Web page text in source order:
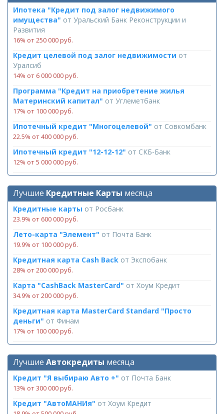
Ипотека "Кредит под залог недвижимого
имущества" от Уральский Банк Реконструкции и
Развития
16% от 250 000 руб.
Кредит целевой под залог недвижимости от
Уралсиб
14% от 6 000 000 руб.
Программа "Кредит на приобретение жилья
Материнский капитал" от Углеметбанк
17% от 100 000 руб.
Ипотечный кредит "Многоцелевой" от Совкомбанк
22.5% от 400 000 руб.
Ипотечный кредит "12-12-12" от СКБ-Банк
12% от 5 000 000 руб.
Лучшие Кредитные Карты месяца
Кредитные карты от Росбанк
23.9% от 600 000 руб.
Лето-карта "Элемент" от Почта Банк
19.9% от 100 000 руб.
Кредитная карта Cash Back от Экспобанк
28% от 200 000 руб.
Карта "CashBack MasterCard" от Хоум Кредит
34.9% от 200 000 руб.
Кредитная карта MasterCard Standard "Просто
деньги" от Финам
17% от 100 000 руб.
Лучшие Автокредиты месяца
Кредит "Я выбираю Авто +" от Почта Банк
13% от 300 000 руб.
Кредит "АвтоМАНИя" от Хоум Кредит